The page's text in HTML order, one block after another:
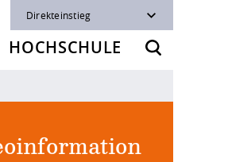
Direkteinstieg
HOCHSCHULE